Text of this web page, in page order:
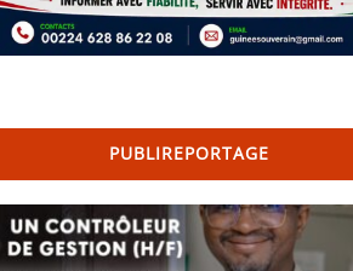
PUBLIREPORTAGE